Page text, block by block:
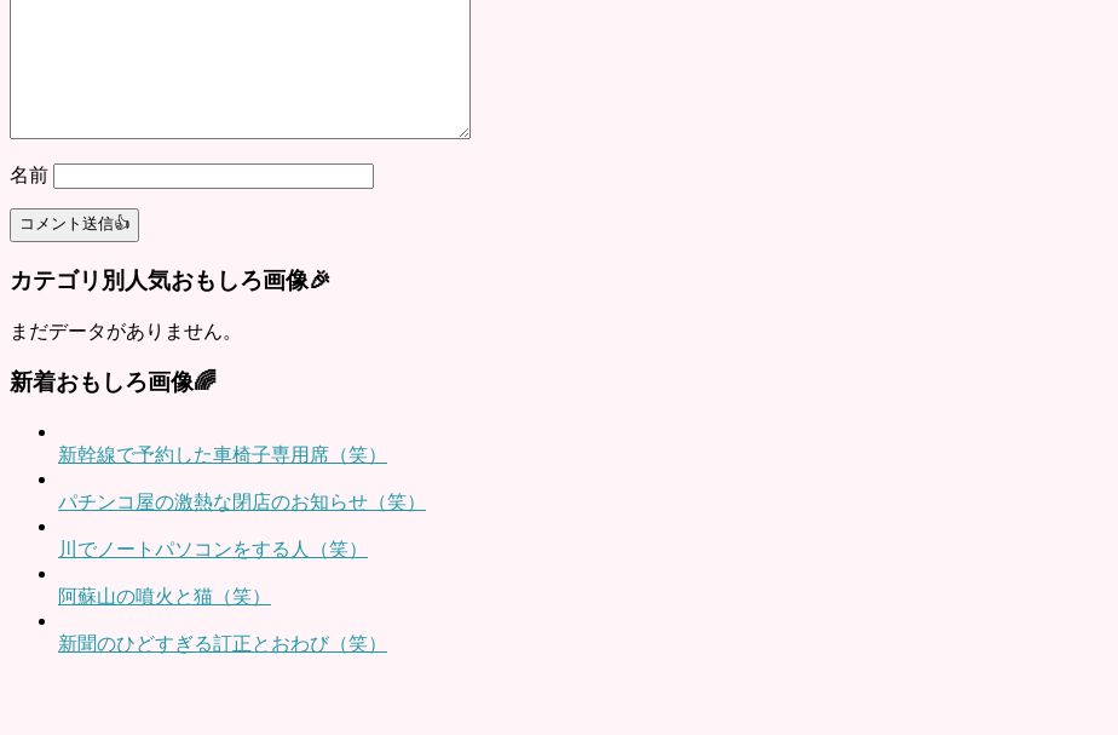
名前
カテゴリ別人気おもしろ画像🎉
まだデータがありません。
新着おもしろ画像🌈
新幹線で予約した車椅子専用席（笑）
パチンコ屋の激熱な閉店のお知らせ（笑）
川でノートパソコンをする人（笑）
阿蘇山の噴火と猫（笑）
新聞のひどすぎる訂正とおわび（笑）